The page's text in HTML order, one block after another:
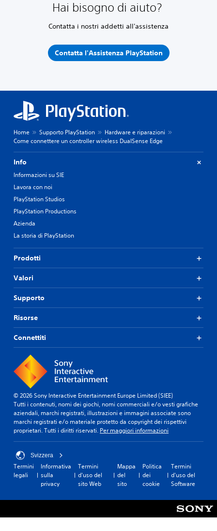
Hai bisogno di aiuto?
Contatta i nostri addetti all'assistenza
Contatta l'Assistenza PlayStation
Home Supporto PlayStation
Hardware e riparazioni
Come connettere un controller wireless DualSense Edge
Info
Informazioni su SIE
Lavora con noi
PlayStation Studios
PlayStation Productions
Azienda
La storia di PlayStation
Prodotti
Valori
Supporto
Risorse
Connettiti
© 2026 Sony Interactive Entertainment Europe Limited (SIEE)
Tutti i contenuti, nomi dei giochi, nomi commerciali e/o vesti grafiche
aziendali, marchi registrati, illustrazioni e immagini associate sono
marchi registrati e/o materiale protetto da copyright dei rispettivi
proprietari. Tutti i diritti riservati. Per maggiori informazioni
Svizzera
Termini
legali
Informativa
sulla
privacy
Termini
d'uso del
sito Web
Mappa
del
sito
Politica
dei
cookie
Termini
d'uso del
Software